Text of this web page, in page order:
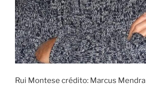
Rui Montese crédito: Marcus Mendra